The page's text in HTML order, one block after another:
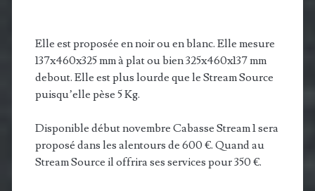
Elle est proposée en noir ou en blanc. Elle mesure
137x460x325 mm à plat ou bien 325x460x137 mm
debout. Elle est plus lourde que le Stream Source
puisqu’elle pèse 5 Kg.
Disponible début novembre Cabasse Stream 1 sera
proposé dans les alentours de 600 €. Quand au
Stream Source il offrira ses services pour 350 €.